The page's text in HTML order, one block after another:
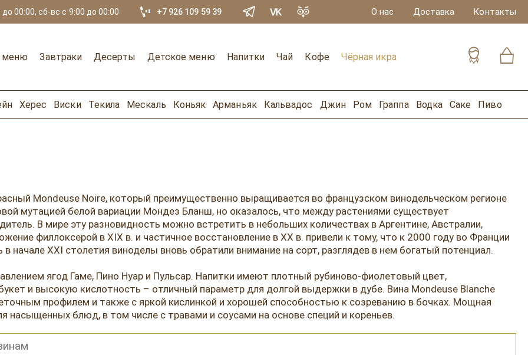
00:00, сб-вс с 9:00 до 00:00 +7 926 109 59 39 О нас Доставка Контакты
меню Завтраки Десерты Детское меню Напитки Чай Кофе Чёрная икра
Херес Виски Текила Мескаль Коньяк Арманьяк Кальвадос Джин Ром Граппа Водка Саке Пиво
Mondeuse Noire, который преимущественно выращивается во французском винодельческом регионе
мутацией белой вариации Мондез Бланш, но оказалось, что между растениями существует
В мире эту разновидность можно встретить в небольших количествах в Аргентине, Австралии,
филлоксерой в XIX в. и частичное восстановление в XX в. привели к тому, что к 2000 году во Франции
начале XXI столетия виноделы вновь обратили внимание на сорт, разглядев в нем богатый потенциал.
ягод Гаме, Пино Нуар и Пульсар. Напитки имеют плотный рубиново-фиолетовый цвет,
и высокую кислотность – отличный параметр для долгой выдержки в дубе. Вина Mondeuse Blanche
профилем и также с яркой кислинкой и хорошей способностью к созреванию в бочках. Мощная
насыщенных блюд, в том числе с травами и соусами на основе специй и кореньев.